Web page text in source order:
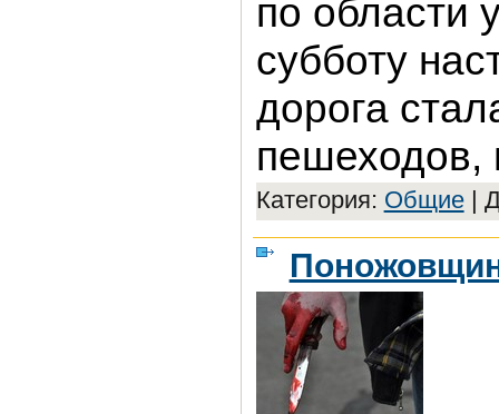
по области
субботу
дорога
пешеходов,
Категория: Общие|